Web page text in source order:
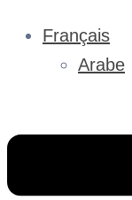
Français
Arabe